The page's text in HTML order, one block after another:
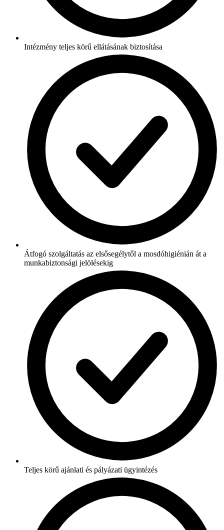
Intézmény teljes körű ellátásának biztosítása
Átfogó szolgáltatás az elsősegélytől a mosdóhigiénián át a
munkabiztonsági jelölésekig
Teljes körű ajánlati és pályázati ügyintézés